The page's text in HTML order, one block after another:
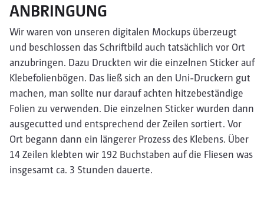
ANBRINGUNG
Wir waren von unseren digitalen Mockups überzeugt
und beschlossen das Schriftbild auch tatsächlich vor Ort
anzubringen. Dazu Druckten wir die einzelnen Sticker auf
Klebefolienbögen. Das ließ sich an den Uni-Druckern gut
machen, man sollte nur darauf achten hitzebeständige
Folien zu verwenden. Die einzelnen Sticker wurden dann
ausgecutted und entsprechend der Zeilen sortiert. Vor
Ort begann dann ein längerer Prozess des Klebens. Über
14 Zeilen klebten wir 192 Buchstaben auf die Fliesen was
insgesamt ca. 3 Stunden dauerte.